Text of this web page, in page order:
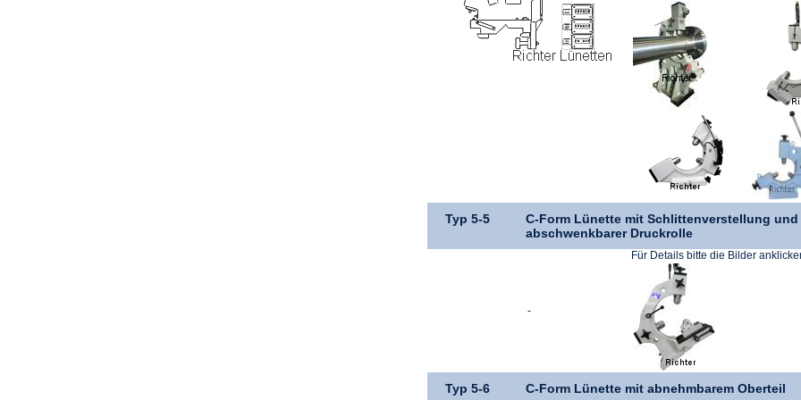
Typ 5-5
C-Form Lünette mit Schlittenverstellung und
abschwenkbarer Druckrolle
-
Für Details bitte die Bilder
Typ 5-6 C-Form Lünette mit abnehmbarem Oberteil